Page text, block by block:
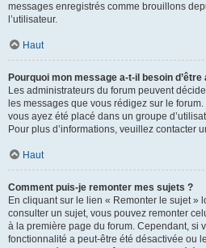
messages enregistrés comme brouillons
l’utilisateur.
Haut
Pourquoi mon message a-t-il besoin d’être
Les administrateurs du forum peuvent
les messages que vous rédigez sur le
vous ayez été placé dans un groupe
Pour plus d’informations, veuillez contacter
Haut
Comment puis-je remonter mes sujets ?
En cliquant sur le lien « Remonter le sujet »
consulter un sujet, vous pouvez remonter
à la première page du forum. Cependant, si
fonctionnalité a peut-être été désactivée ou